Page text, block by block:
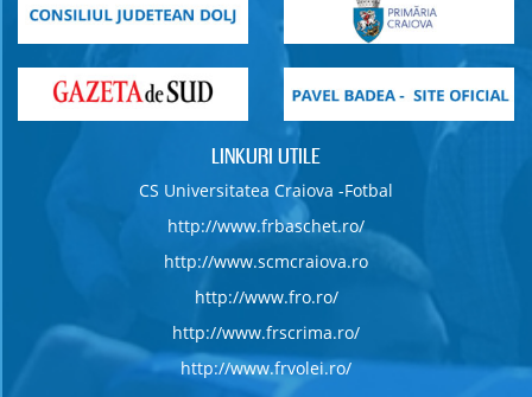
LINKURI UTILE
CS Universitatea Craiova -Fotbal
http://www.frbaschet.ro/
http://www.scmcraiova.ro
http://www.fro.ro/
http://www.frscrima.ro/
http://www.frvolei.ro/